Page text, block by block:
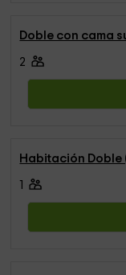
Doble con cama
2
Habitación Doble